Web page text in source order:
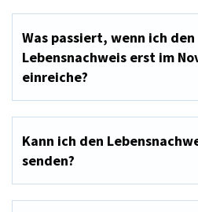
Was passiert, wenn ich den
Lebensnachweis erst im
einreiche?
Kann ich den
senden?